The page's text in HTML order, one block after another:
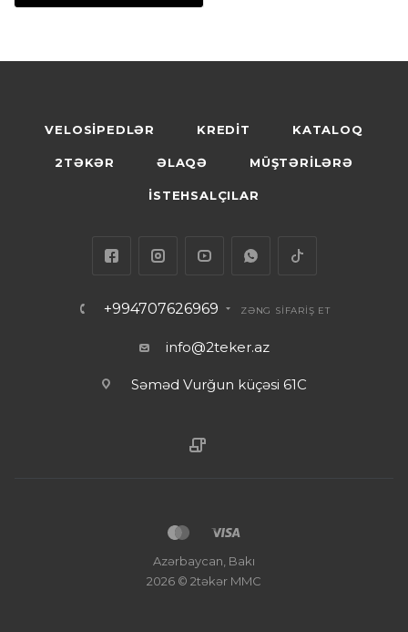
VELOSİPEDLƏR KREDİT KATALOQ
2TƏKƏR ƏLAQƏ MÜŞTƏRİLƏRƏ
İSTEHSALÇILAR
+994707626969 ZƏNG SİFARİŞ ET
info@2teker.az
Səməd Vurğun küçəsi 61C
Azərbaycan, Bakı
2026 © 2təkər MMC